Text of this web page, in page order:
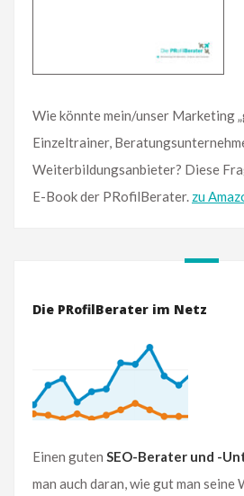
Wie könnte mein/unser Marketing
Einzeltrainer,
Weiterbildungsanbieter? Diese
E-Book der PRofilBerater. zu
Die PRofilBerater im Netz
Einen guten SEO-Berater und -
man auch daran, wie gut man seine